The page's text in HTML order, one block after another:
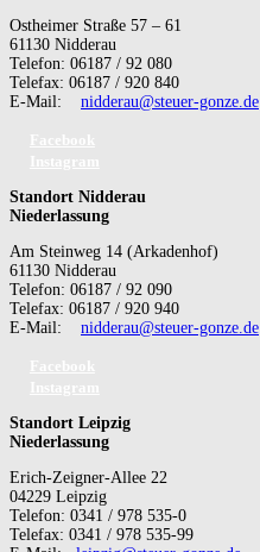
Ostheimer Straße 57 – 61
61130 Nidderau
Telefon: 06187 / 92 080
Telefax: 06187 / 920 840
E-Mail: nidderau@steuer-gonze.de
Standort Nidderau
Niederlassung
Am Steinweg 14 (Arkadenhof)
61130 Nidderau
Telefon: 06187 / 92 090
Telefax: 06187 / 920 940
E-Mail: nidderau@steuer-gonze.de
Standort Leipzig
Niederlassung
Erich-Zeigner-Allee 22
04229 Leipzig
Telefon: 0341 / 978 535-0
Telefax: 0341 / 978 535-99